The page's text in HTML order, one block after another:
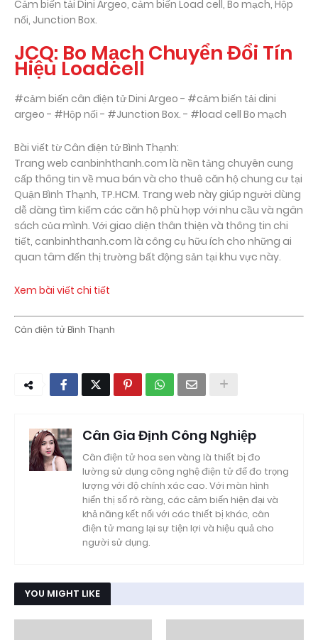
Cảm biến tải Dini Argeo, cảm biến Load cell, Bo mạch, Hộp
nối, Junction Box.
JCQ: Bo Mạch Chuyển Đổi Tín
Hiệu Loadcell
#cảm biến cân điện tử Dini Argeo - #cảm biến tải dini
argeo - #Hộp nối - #Junction Box. - #load cell Bo mạch
Bài viết từ Cân điện tử Bình Thạnh:
Trang web canbinhthanh.com là nền tảng chuyên cung
cấp thông tin về mua bán và cho thuê căn hộ chung cư tại
Quận Bình Thạnh, TP.HCM. Trang web này giúp người dùng
dễ dàng tìm kiếm các căn hộ phù hợp với nhu cầu và ngân
sách của mình. Với giao diện thân thiện và thông tin chi
tiết, canbinhthanh.com là công cụ hữu ích cho những ai
quan tâm đến thị trường bất động sản tại khu vực này.
Xem bài viết chi tiết
Cân điện tử Bình Thạnh
Cân Gia Định Công Nghiệp
Cân điện tử hoa sen vàng là thiết bị đo
lường sử dụng công nghệ điện tử để đo trọng
lượng với độ chính xác cao. Với màn hình
hiển thị số rõ ràng, các cảm biến hiện đại và
khả năng kết nối với các thiết bị khác, cân
điện tử mang lại sự tiện lợi và hiệu quả cho
người sử dụng.
YOU MIGHT LIKE